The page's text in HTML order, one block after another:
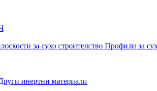
за сухо строителство Профили за
инертни материали